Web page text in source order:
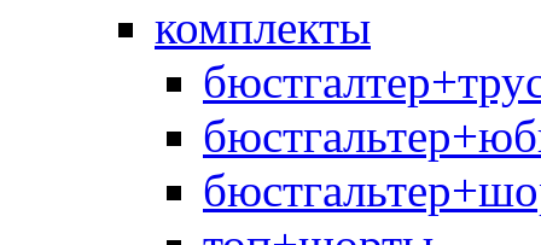
комплекты